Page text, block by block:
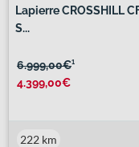
Lapierre CROSSHILL
S...
6.999,00€¹
4.399,00€
222 km